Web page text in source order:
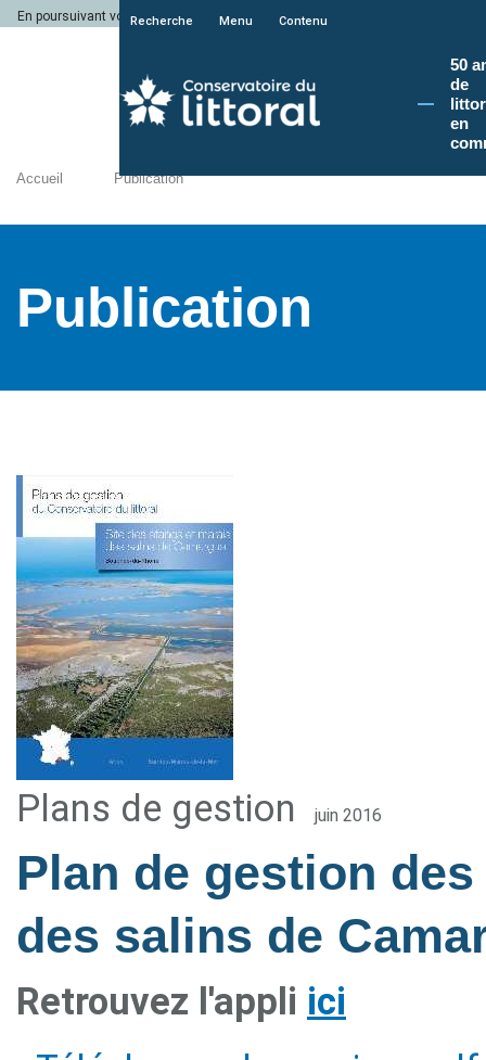
En poursuivant votre navigation sur le site du Conservatoire du littoral, vous
Recherche Menu Contenu
50
de
en
Accueil Publication
Publication
Plans de gestion juin 2016
Plan de gestion
des salins de
Retrouvez l'appli ici